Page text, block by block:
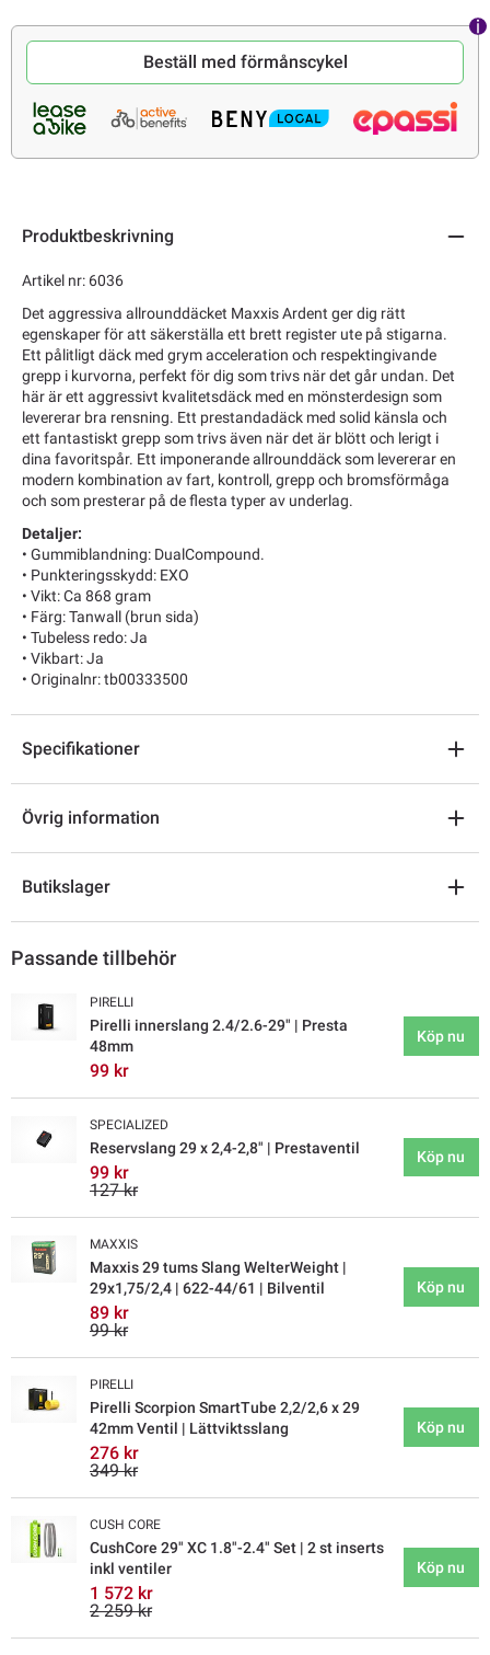
Beställ med förmånscykel
Produktbeskrivning
Artikel nr: 6036
Det aggressiva allrounddäcket Maxxis Ardent ger dig rätt
egenskaper för att säkerställa ett brett register ute på stigarna.
Ett pålitligt däck med grym acceleration och respektingivande
grepp i kurvorna, perfekt för dig som trivs när det går undan. Det
här är ett aggressivt kvalitetsdäck med en mönsterdesign som
levererar bra rensning. Ett prestandadäck med solid känsla och
ett fantastiskt grepp som trivs även när det är blött och lerigt i
dina favoritspår. Ett imponerande allrounddäck som levererar en
modern kombination av fart, kontroll, grepp och bromsförmåga
och som presterar på de flesta typer av underlag.
Detaljer:
• Gummiblandning: DualCompound.
• Punkteringsskydd: EXO
• Vikt: Ca 868 gram
• Färg: Tanwall (brun sida)
• Tubeless redo: Ja
• Vikbart: Ja
• Originalnr: tb00333500
Specifikationer
Övrig information
Butikslager
Passande tillbehör
PIRELLI
Pirelli innerslang 2.4/2.6-29" | Presta
48mm
99 kr
Köp nu
SPECIALIZED
Reservslang 29 x 2,4-2,8" | Prestaventil
99 kr
127 kr
Köp nu
MAXXIS
Maxxis 29 tums Slang WelterWeight |
29x1,75/2,4 | 622-44/61 | Bilventil
89 kr
99 kr
Köp nu
PIRELLI
Pirelli Scorpion SmartTube 2,2/2,6 x 29
42mm Ventil | Lättviktsslang
276 kr
349 kr
Köp nu
CUSH CORE
CushCore 29" XC 1.8"-2.4" Set | 2 st inserts
inkl ventiler
1 572 kr
2 259 kr
Köp nu